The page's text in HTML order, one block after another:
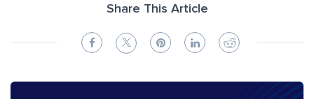
Share This Article